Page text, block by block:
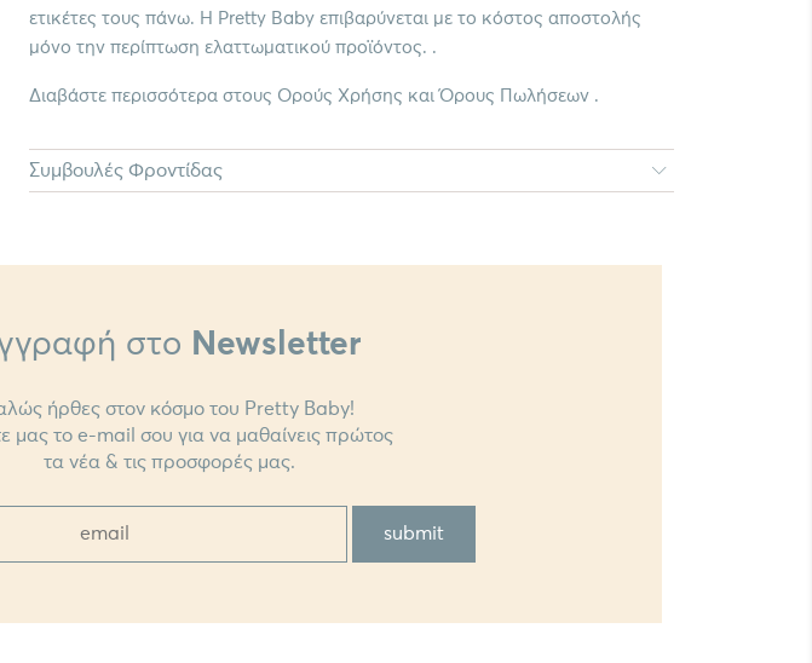
ετικέτες τους πάνω. Η Pretty Baby επιβαρύνεται με το κόστος αποστολής
μόνο την περίπτωση ελαττωματικού προϊόντος. .
Διαβάστε περισσότερα στους Ορούς Χρήσης και Όρους Πωλήσεων .
Συμβουλές Φροντίδας
στο Newsletter
ήρθες στον κόσμο του Pretty Baby!
μας το e-mail σου για να μαθαίνεις πρώτος
τα νέα & τις προσφορές μας.